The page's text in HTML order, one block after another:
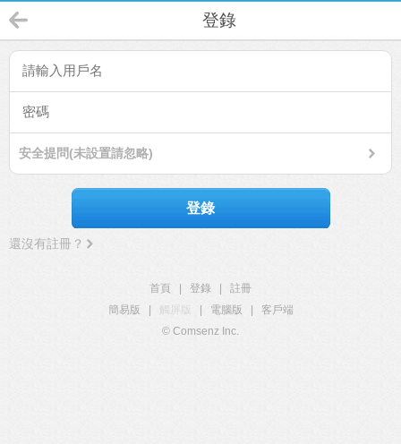
登錄
安全提問(未設置請忽略)
登錄
還沒有註冊？
首頁 登錄
註冊
簡易版
觸屏版 電腦版
客戶端
© Comsenz Inc.